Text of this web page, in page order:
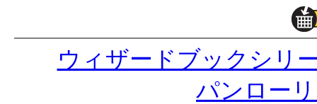
ウィザードブックシリ
パンロー